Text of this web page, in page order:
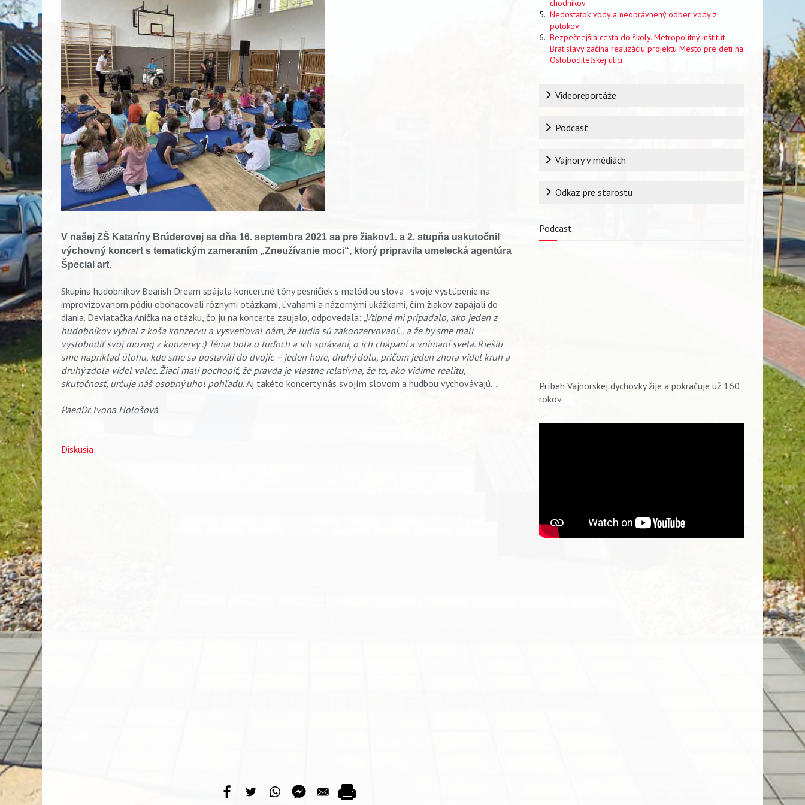
Vyhľadávanie
V našej ZŠ Kataríny Brúderovej sa dňa 16. septembra 2021 sa pre žiakov1. a 2. stupňa uskutočnil
výchovný koncert s tematickým zameraním „Zneužívanie moci“, ktorý pripravila umelecká agentúra
Špecial art.
Skupina hudobníkov Bearish Dream spájala koncertné tóny pesničiek s melódiou slova - svoje vystúpenie na
improvizovanom pódiu obohacovali rôznymi otázkami, úvahami a názornými ukážkami, čím žiakov zapájali do
diania. Deviatačka Anička na otázku, čo ju na koncerte zaujalo, odpovedala: „Vtipné mi pripadalo, ako jeden z
hudobníkov vybral z koša konzervu a vysvetľoval nám, že ľudia sú zakonzervovaní... a že by sme mali
vyslobodiť svoj mozog z konzervy :) Téma bola o ľuďoch a ich správaní, o ich chápaní a vnímaní sveta. Riešili
sme napríklad úlohu, kde sme sa postavili do dvojíc – jeden hore, druhý dolu, pričom jeden zhora videl kruh a
druhý zdola videl valec. Žiaci mali pochopiť, že pravda je vlastne relatívna, že to, ako vidíme realitu,
skutočnosť, určuje náš osobný uhol pohľadu.Aj takéto koncerty nás svojím slovom a hudbou vychovávajú…
PaedDr. Ivona Hološová
Diskusia
chodníkov
Nedostatok vody a neoprávnený odber vody z
potokov
Bezpečnejšia cesta do školy. Metropolitný inštitút
Bratislavy začína realizáciu projektu Mesto pre deti na
Osloboditeľskej ulici
RubrikaVideoreportáže
Podcast
Vajnory v médiách
Odkaz pre starostu
Podcast
Príbeh Vajnorskej dychovky žije a pokračuje už 160
rokov